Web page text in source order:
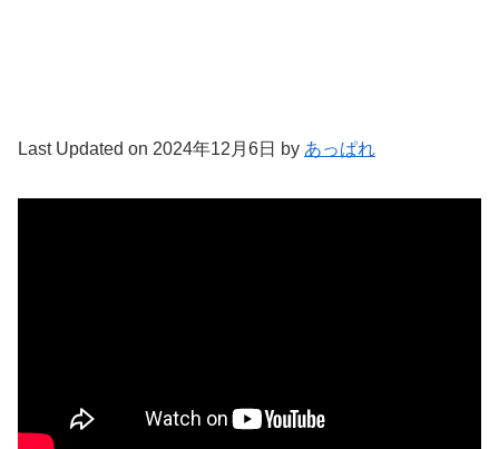
Last Updated on 2024年12月6日 by あっぱれ